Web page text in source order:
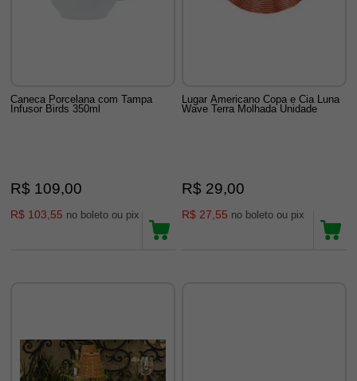
Caneca Porcelana com Tampa
Infusor Birds 350ml
R$ 109,00
R$ 103,55 no boleto ou pix
Lugar Americano Copa e Cia Luna
Wave Terra Molhada Unidade
R$ 29,00
R$ 27,55 no boleto ou pix